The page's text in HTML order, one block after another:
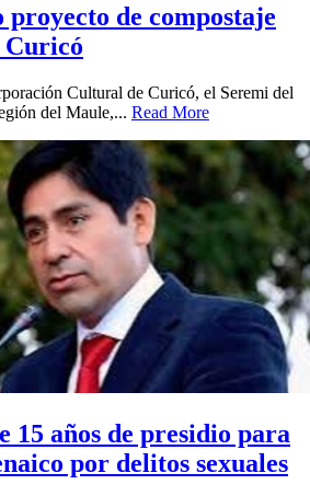
de compostaje
Cultural de Curicó, el Seremi del
del Maule,... Read More
15 años de presidio para
por delitos sexuales